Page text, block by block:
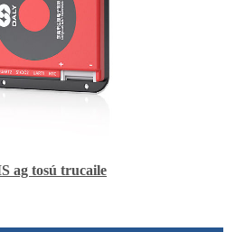
ag tosú trucaile